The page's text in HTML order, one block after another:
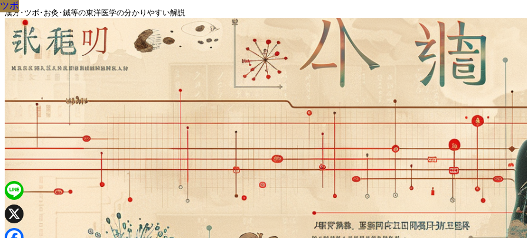
漢方･ツボ･お灸･鍼等の東洋医学の分かりやすい解説
ツボ
ツボ
ツボ
ツボ
ツボ
ツボ
ツボ
ツボ
ツボ
Line
X